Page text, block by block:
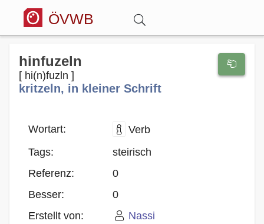
ÖVWB
Anmelden
Wörterbuch
Hitparade
Blog
hinfuzeln
[ hi(n)fuzln ]
kritzeln, in kleiner Schrift
Wortart:
Verb
Tags:
steirisch
Referenz:
0
Besser:
0
Erstellt von:
Nassi